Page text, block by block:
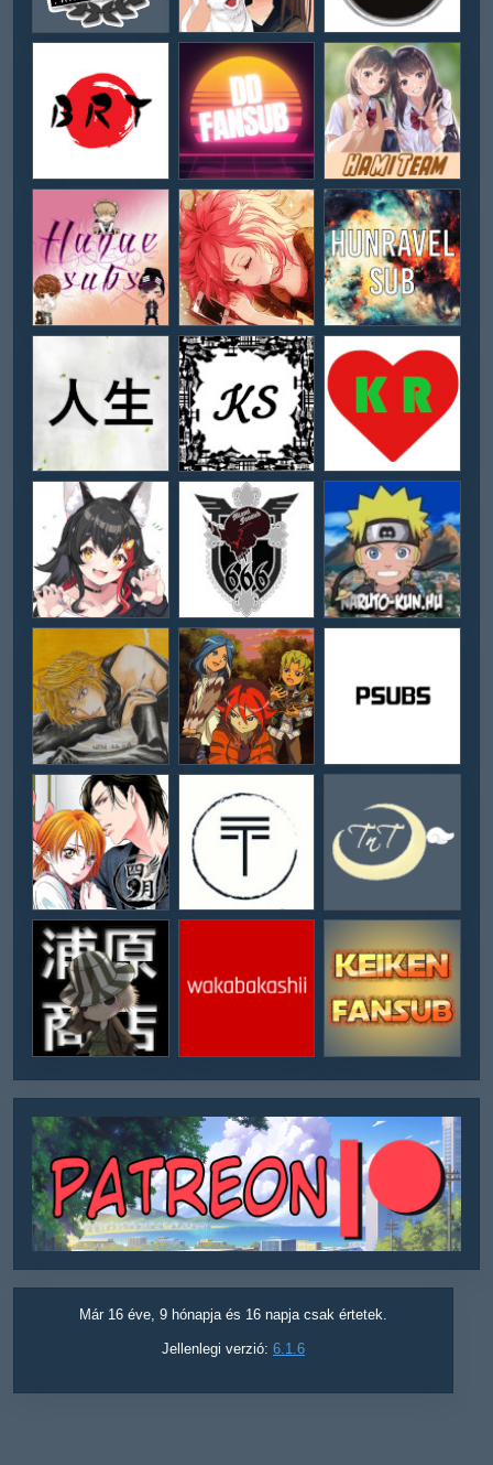
Már 16 éve, 9 hónapja és 16 napja csak értetek.
Jellenlegi verzió: 6.1.6